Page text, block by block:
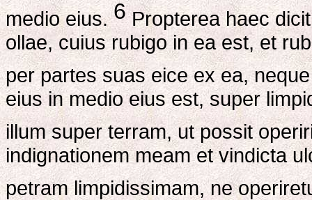
medio eius.6Propterea haec
ollae, cuius rubigo in ea est, et
per partes suas eice ex ea,
eius in medio eius est, super
illum super terram, ut possit
indignationem meam et vindicta
petram limpidissimam, ne